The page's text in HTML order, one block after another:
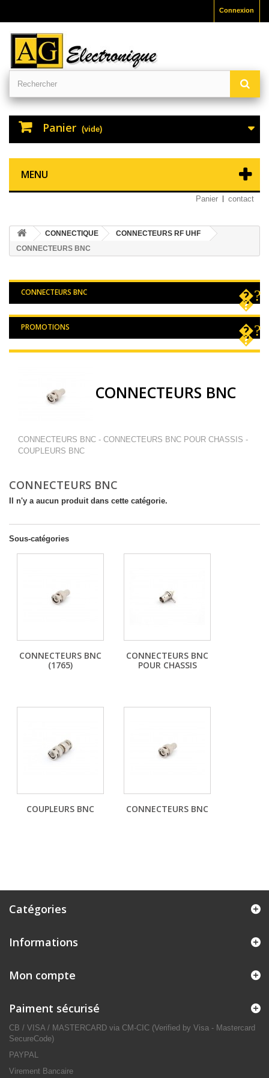
Connexion
Panier (vide)
MENU
Panier contact
CONNECTIQUE
CONNECTEURS RF UHF
CONNECTEURS BNC
CONNECTEURS BNC
PROMOTIONS
CONNECTEURS BNC
CONNECTEURS BNC - CONNECTEURS BNC POUR CHASSIS -
COUPLEURS BNC
CONNECTEURS BNC
Il n'y a aucun produit dans cette catégorie.
Sous-catégories
CONNECTEURS BNC
(1765)
CONNECTEURS BNC
POUR CHASSIS
COUPLEURS BNC CONNECTEURS BNC
Catégories
Informations
Mon compte
Paiment sécurisé
CB / VISA / MASTERCARD via CM-CIC (Verified by Visa - Mastercard
SecureCode)
PAYPAL
Virement Bancaire